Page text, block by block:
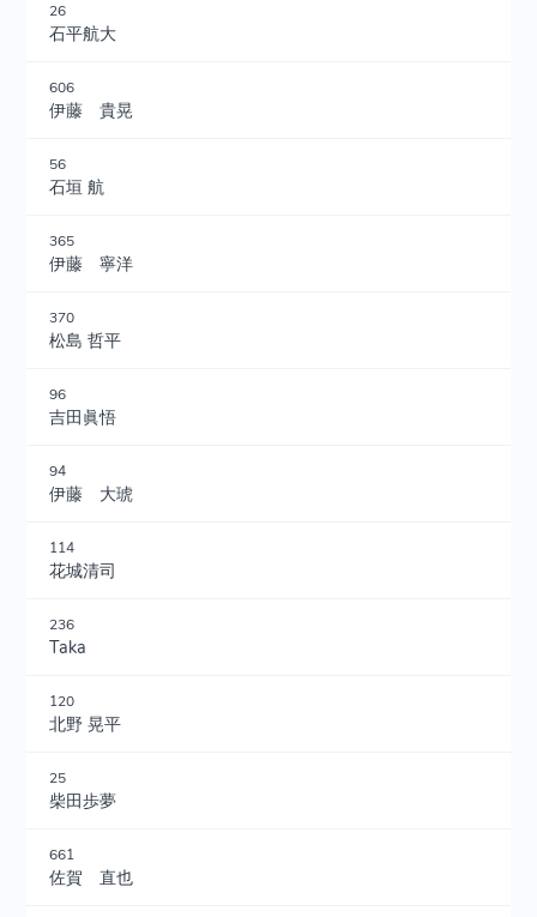
26
石平航大
606
伊藤 貴晃
56
石垣 航
365
伊藤 寧洋
370
松島 哲平
96
吉田眞悟
94
伊藤 大琥
114
花城清司
236
Taka
120
北野 晃平
25
柴田歩夢
661
佐賀 直也